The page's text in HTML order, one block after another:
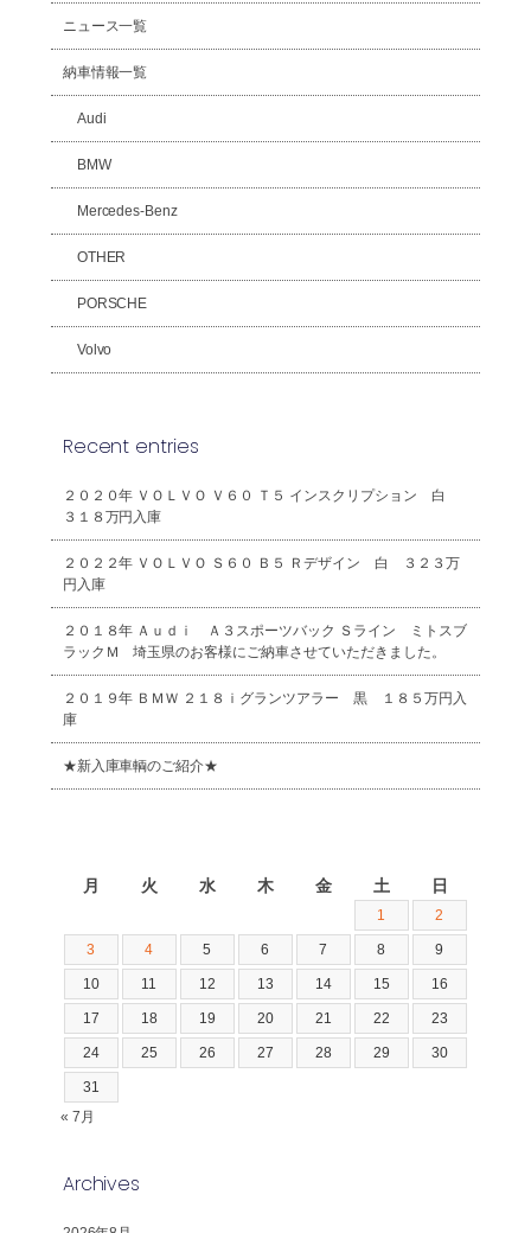
ニュース一覧
納車情報一覧
Audi
BMW
Mercedes-Benz
OTHER
PORSCHE
Volvo
Recent entries
２０２０年 ＶＯＬＶＯ Ｖ６０ Ｔ５ インスクリプション 白
３１８万円入庫
２０２２年 ＶＯＬＶＯ Ｓ６０ Ｂ５ Ｒデザイン 白 ３２３万
円入庫
２０１８年 Ａｕｄｉ Ａ３スポーツバック Ｓライン ミトスブ
ラックＭ 埼玉県のお客様にご納車させていただきました。
２０１９年 ＢＭＷ ２１８ｉグランツアラー 黒 １８５万円入
庫
★新入庫車輌のご紹介★
月 火 水 木 金 土 日
1 2
3 4 5 6 7 8 9
10 11 12 13 14 15 16
17 18 19 20 21 22 23
24 25 26 27 28 29 30
31
« 7月
Archives